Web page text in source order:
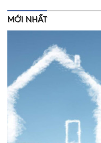
MỚI NHẤT